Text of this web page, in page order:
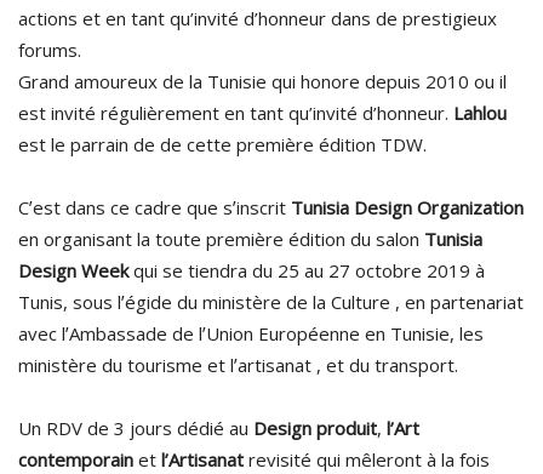
actions et en tant qu’invité d’honneur dans de prestigieux
forums.
Grand amoureux de la Tunisie qui honore depuis 2010 ou il
est invité régulièrement en tant qu’invité d’honneur. Lahlou
est le parrain de de cette première édition TDW.
Cʼest dans ce cadre que sʼinscrit Tunisia Design Organization
en organisant la toute première édition du salon Tunisia
Design Weekqui se tiendra du 25 au 27 octobre 2019 à
Tunis, sous lʼégide du ministère de la Culture , en partenariat
avec lʼAmbassade de lʼUnion Européenne en Tunisie, les
ministère du tourisme et lʼartisanat , et du transport.
Un RDV de 3 jours dédié au Design produit, l’Art
contemporain et l’Artisanat revisité qui mêleront à la fois